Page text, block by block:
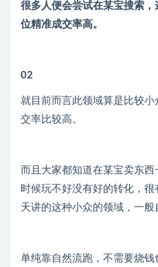
很多人便会尝试在某宝搜索
位精准成交率高。
02
就目前而言此领域算是比较
交率比较高。
而且大家都知道在某宝卖东
时候玩不好没有好的转化，
天讲的这种小众的领域，一般
单纯靠自然流跑，不需要烧